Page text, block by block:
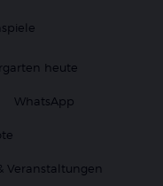
heute
WhatsApp
Veranstaltungen